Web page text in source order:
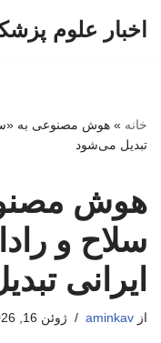
اخبار علوم
خانه » هوش مصنوعی به
تبدیل می‌شود
هوش
سلاح و
ایرانی
از aminkav ژوئن 16, 2026